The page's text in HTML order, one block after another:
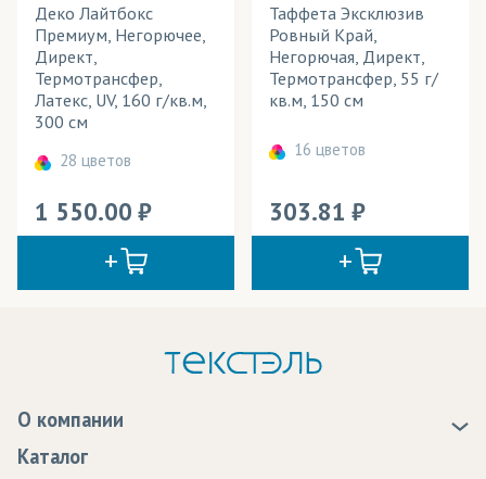
Деко Лайтбокс
Премиум, Негорючее,
Директ,
Термотрансфер,
Латекс, UV, 160 г/кв.м,
300 см
28 цветов
1 550.00
Таффета Эксклюзив
Ровный Край,
Негорючая, Директ,
Термотрансфер, 55 г/
кв.м, 150 см
16 цветов
303.81
О компании
Каталог